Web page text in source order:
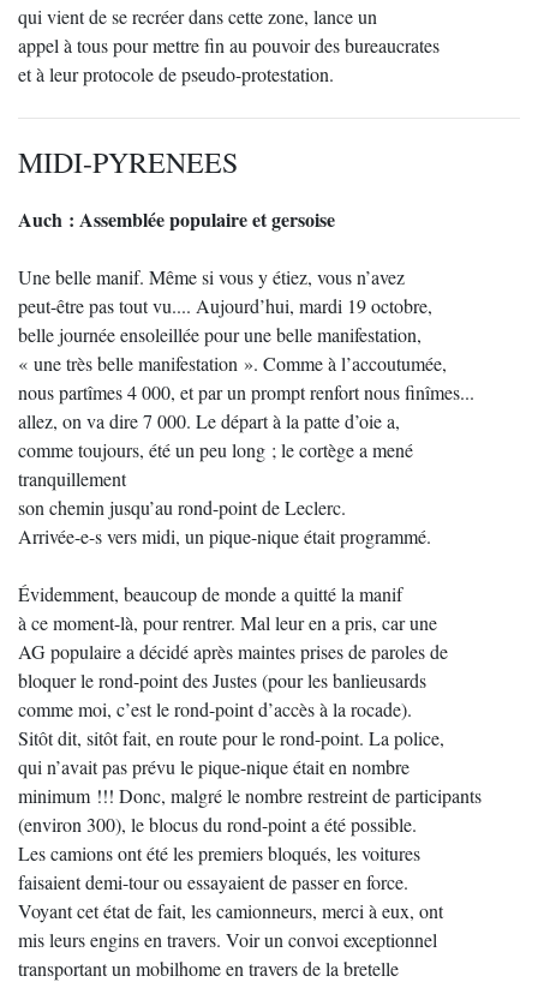
qui vient de se recréer dans cette zone, lance un
appel à tous pour mettre fin au pouvoir des bureaucrates
et à leur protocole de pseudo-protestation.
MIDI-PYRENEES
Auch : Assemblée populaire et gersoise
Une belle manif. Même si vous y étiez, vous n’avez
peut-être pas tout vu.... Aujourd’hui, mardi 19 octobre,
belle journée ensoleillée pour une belle manifestation,
« une très belle manifestation ». Comme à l’accoutumée,
nous partîmes 4 000, et par un prompt renfort nous finîmes...
allez, on va dire 7 000. Le départ à la patte d’oie a,
comme toujours, été un peu long ; le cortège a mené
tranquillement
son chemin jusqu’au rond-point de Leclerc.
Arrivée-e-s vers midi, un pique-nique était programmé.
Évidemment, beaucoup de monde a quitté la manif
à ce moment-là, pour rentrer. Mal leur en a pris, car une
AG populaire a décidé après maintes prises de paroles de
bloquer le rond-point des Justes (pour les banlieusards
comme moi, c’est le rond-point d’accès à la rocade).
Sitôt dit, sitôt fait, en route pour le rond-point. La police,
qui n’avait pas prévu le pique-nique était en nombre
minimum !!! Donc, malgré le nombre restreint de participants
(environ 300), le blocus du rond-point a été possible.
Les camions ont été les premiers bloqués, les voitures
faisaient demi-tour ou essayaient de passer en force.
Voyant cet état de fait, les camionneurs, merci à eux, ont
mis leurs engins en travers. Voir un convoi exceptionnel
transportant un mobilhome en travers de la bretelle